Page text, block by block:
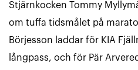
Stjärnkocken Tommy
om tuffa tidsmålet på
Börjesson laddar för KIA
långpass, och för Pär